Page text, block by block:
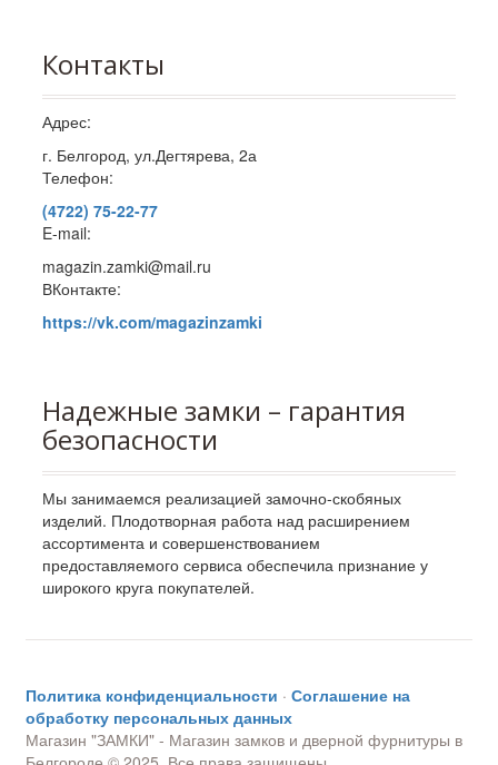
Контакты
Адрес:
г. Белгород, ул.Дегтярева, 2а
Телефон:
(4722) 75-22-77
E-mail:
magazin.zamki@mail.ru
ВКонтакте:
https://vk.com/magazinzamki
Надежные замки – гарантия
безопасности
Мы занимаемся реализацией замочно-скобяных
изделий. Плодотворная работа над расширением
ассортимента и совершенствованием
предоставляемого сервиса обеспечила признание у
широкого круга покупателей.
Политика конфиденциальности · Соглашение на
обработку персональных данных
Магазин "ЗАМКИ" - Магазин замков и дверной фурнитуры в